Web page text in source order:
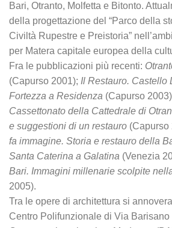
Bari, Otranto, Molfetta e Bitonto.
della progettazione del “Parco della
Civiltà Rupestre e Preistoria”
per Matera capitale europea della
Fra le pubblicazioni più recenti:
(Capurso 2001); Il Restauro. Castello
Fortezza a Residenza (Capurso
Cassettonato della Cattedrale di
e suggestioni di un restauro (Capurso
fa immagine. Storia e restauro della
Santa Caterina a Galatina (Venezia
Bari. Immagini millenarie scolpite
2005).
Tra le opere di architettura si
Centro Polifunzionale di Via Barisano